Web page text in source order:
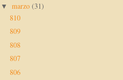
▼ marzo (31)
810
809
808
807
806